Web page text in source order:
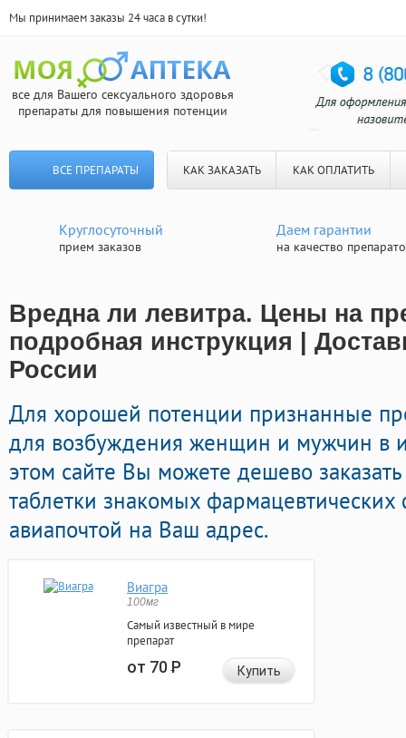
Мы принимаем заказы 24 часа в сутки!
все для Вашего сексуального здоровья
препараты для повышения потенции
ВСЕ ПРЕПАРАТЫ КАК ЗАКАЗАТЬ КАК ОПЛАТИТЬ
Круглосуточный
прием заказов
Даем гарантии
на качество
Вредна ли левитра. Цены на
подробная инструкция |
России
Для хорошей потенции признанные
для возбуждения женщин и мужчин в
этом сайте Вы можете дешево
таблетки знакомых
авиапочтой на Ваш адрес.
Виагра
100мг
Самый известный в мире
препарат
от 70Р Купить